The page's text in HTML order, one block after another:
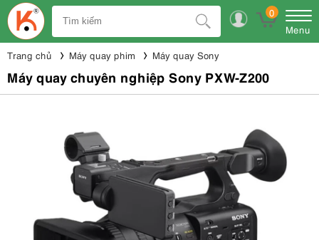
0
Menu
Trang chủ Máy quay phim Máy quay Sony
Máy quay chuyên nghiệp Sony PXW-Z200